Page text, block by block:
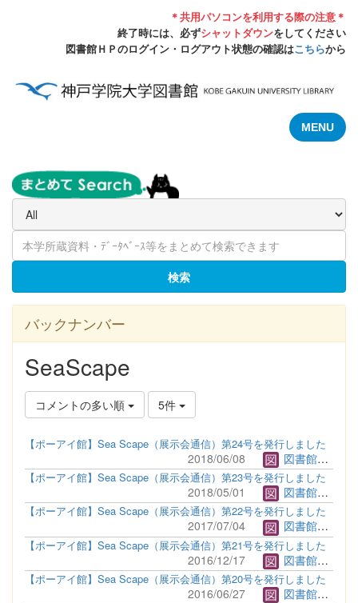
＊共用パソコンを利用する際の注意＊
終了時には、必ずシャットダウンをしてください
図書館ＨＰのログイン・ログアウト状態の確認はこちらから
MENU
検索
バックナンバー
SeaScape
コメントの多い順 5件
【ポーアイ館】Sea Scape（展示会通信）第24号を発行しました
2018/06/08 図書館管理者
【ポーアイ館】Sea Scape（展示会通信）第23号を発行しました
2018/05/01 図書館管理者
【ポーアイ館】Sea Scape（展示会通信）第22号を発行しました
2017/07/04 図書館管理者
【ポーアイ館】Sea Scape（展示会通信）第21号を発行しました
2016/12/17 図書館管理者
【ポーアイ館】Sea Scape（展示会通信）第20号を発行しました
2016/06/27 図書館管理者